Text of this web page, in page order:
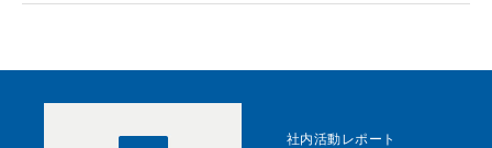
社内活動レポート